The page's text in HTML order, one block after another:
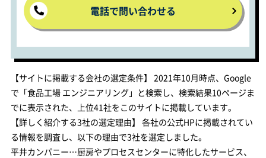
電話で問い合わせる
【サイトに掲載する会社の選定条件】 2021年10月時点、Google
で「食品工場 エンジニアリング」と検索し、検索結果10ページま
でに表示された、上位41社をこのサイトに掲載しています。
【詳しく紹介する3社の選定理由】 各社の公式HPに掲載されてい
る情報を調査し、以下の理由で3社を選定しました。
平井カンパニー…厨房やプロセスセンターに特化したサービス、